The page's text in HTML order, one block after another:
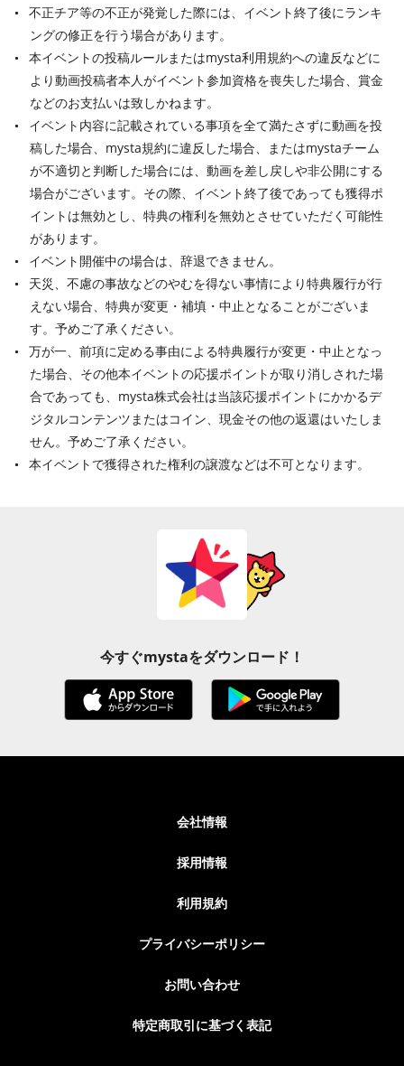
不正チア等の不正が発覚した際には、イベント終了後にランキ
ングの修正を行う場合があります。
本イベントの投稿ルールまたはmysta利用規約への違反などに
より動画投稿者本人がイベント参加資格を喪失した場合、賞金
などのお支払いは致しかねます。
イベント内容に記載されている事項を全て満たさずに動画を投
稿した場合、mysta規約に違反した場合、またはmystaチーム
が不適切と判断した場合には、動画を差し戻しや非公開にする
場合がございます。その際、イベント終了後であっても獲得ポ
イントは無効とし、特典の権利を無効とさせていただく可能性
があります。
イベント開催中の場合は、辞退できません。
天災、不慮の事故などのやむを得ない事情により特典履行が行
えない場合、特典が変更・補填・中止となることがございま
す。予めご了承ください。
万が一、前項に定める事由による特典履行が変更・中止となっ
た場合、その他本イベントの応援ポイントが取り消しされた場
合であっても、mysta株式会社は当該応援ポイントにかかるデ
ジタルコンテンツまたはコイン、現金その他の返還はいたしま
せん。予めご了承ください。
本イベントで獲得された権利の譲渡などは不可となります。
今すぐmystaをダウンロード！
会社情報
採用情報
利用規約
プライバシーポリシー
お問い合わせ
特定商取引に基づく表記